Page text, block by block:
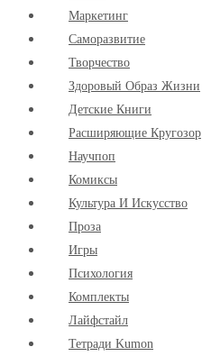
Маркетинг
Cаморазвитие
Творчество
Здоровый Образ Жизни
Детские Книги
Расширяющие Кругозор
Научпоп
Комиксы
Культура И Искусство
Проза
Игры
Психология
Комплекты
Лайфстайл
Тетради Kumon